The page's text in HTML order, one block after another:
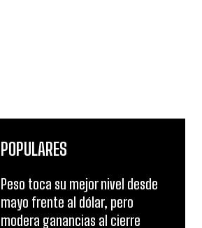
POPULARES
Peso toca su mejor nivel desde
mayo frente al dólar, pero
modera ganancias al cierre